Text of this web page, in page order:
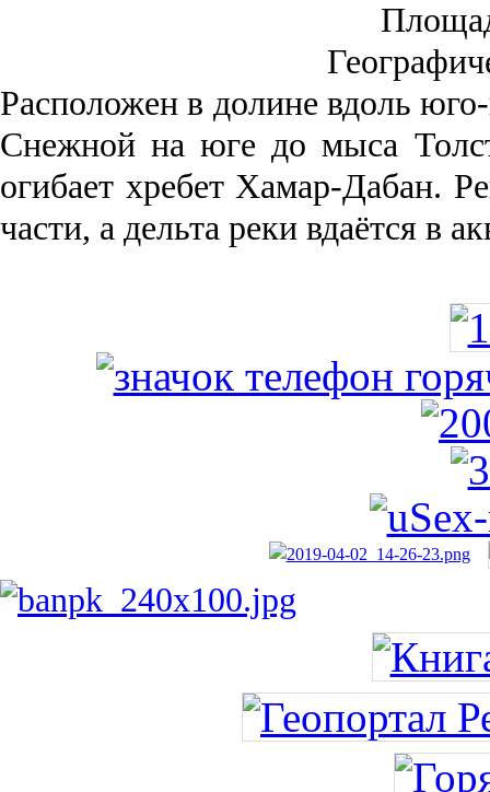
Рас­положен в долине вдоль
Снежной на юге до мыса
огибает хребет Хамар-Дабан.
части, а дельта реки вда­ётся в